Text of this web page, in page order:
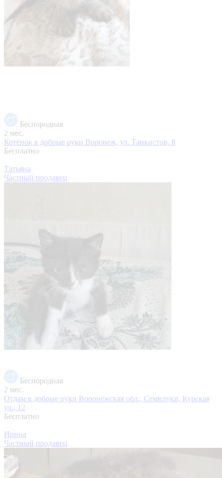
Беспородная
2 мес.
Котёнок в добрые руки Воронеж, ул. Танкистов, 8
Бесплатно
Татьяна
Частный продавец
Беспородная
2 мес.
Отдам в добрые руки Воронежская обл., Семилуки, Курская
ул., 12
Бесплатно
Ирина
Частный продавец